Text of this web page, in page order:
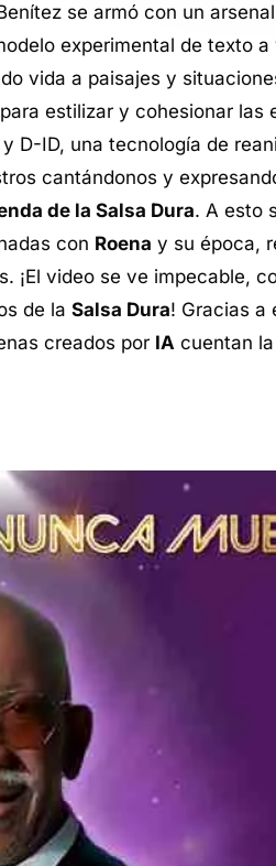
se armó con un
experimental de texto
vida a paisajes y
estilizar y cohesionar las
D-ID, una tecnología de
cantándonos y
de la Salsa Dura. A esto
con Roena y su época,
¡El video se ve impecable,
de la Salsa Dura! Gracias a
creados por IA cuentan